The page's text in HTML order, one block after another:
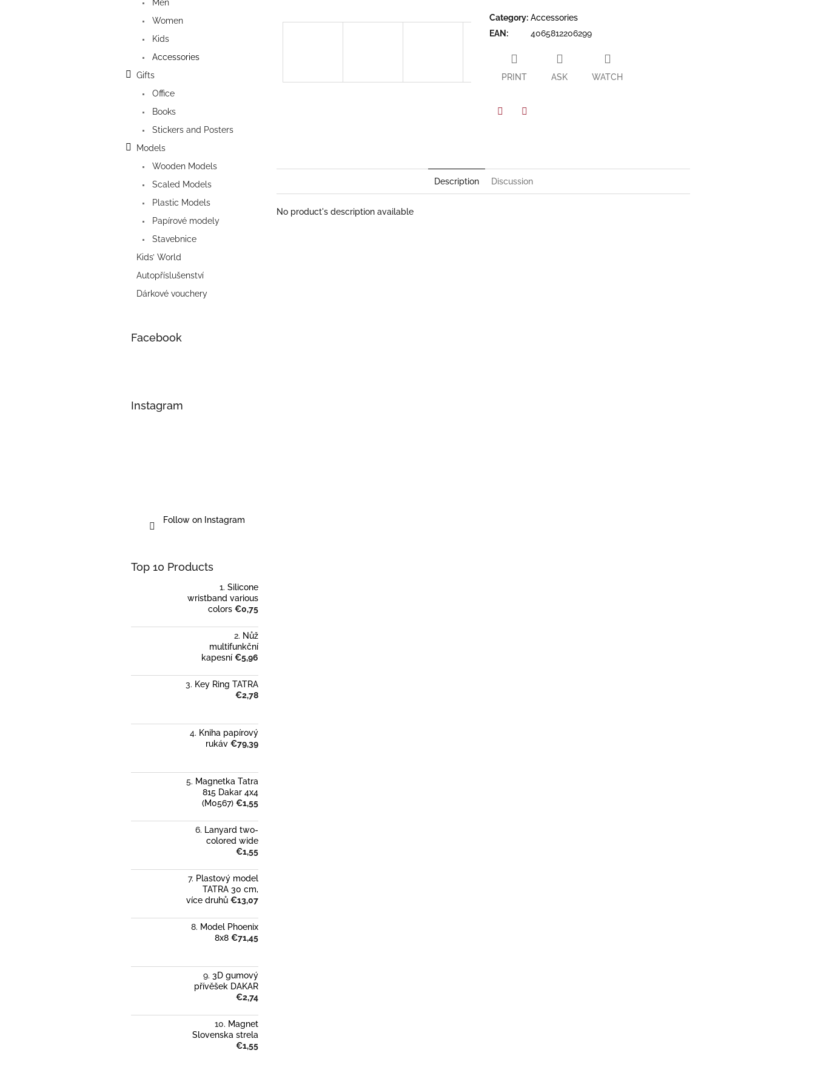
Men
Women
Kids
Accessories
Gifts
Office
Books
Stickers and Posters
Models
Wooden Models
Scaled Models
Plastic Models
Papírové modely
Stavebnice
Kids’ World
Autopříslušenství
Dárkové vouchery
Facebook
Instagram
Follow on Instagram
Top 10 Products
Silicone
wristband various
colors €0,75
Nůž
multifunkční
kapesní €5,96
Key Ring TATRA
€2,78
Kniha papírový
rukáv €79,39
Magnetka Tatra
815 Dakar 4x4
(M0567) €1,55
Lanyard two-
colored wide
€1,55
Plastový model
TATRA 30 cm,
více druhů €13,07
Model Phoenix
8x8 €71,45
3D gumový
přívěšek DAKAR
€2,74
Magnet
Slovenska strela
€1,55
5
stars.
Category: Accessories
EAN: 4065812206299
PRINT ASK WATCH
Description Discussion
No product's description available